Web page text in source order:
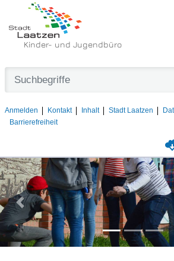
Kinder- und Jugendbüro
Anmelden Kontakt Inhalt Stadt Laatzen
Barrierefreiheit
Vorheriges Bild